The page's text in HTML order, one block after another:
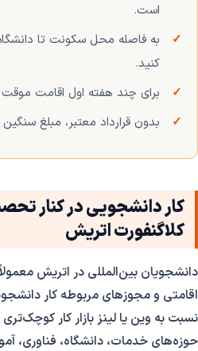
است.
به فاصله محل سکونت تا
کنید.
برای چند هفته اول اقامت
بدون قرارداد معتبر، مبلغ
کار دانشجویی در کنار
کلاگنفورت اتریش
دانشجویان بین‌المللی در اتریش
اقامتی و مجوزهای مربوطه کار
نسبت به وین یا لینز بازار کار
حوزه‌های خدمات، دانشگاه، فناوری،